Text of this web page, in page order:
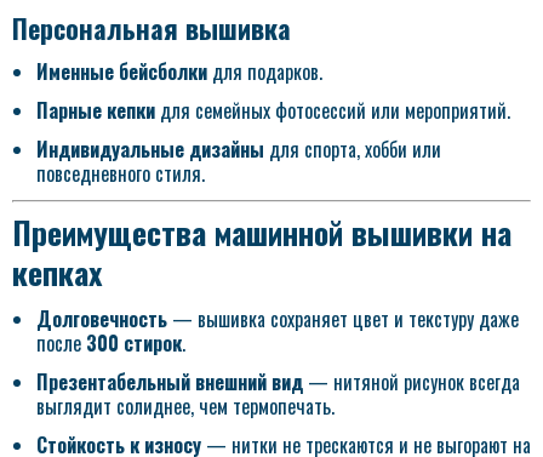
Персональная вышивка
Именные бейсболки для подарков.
Парные кепки для семейных фотосессий или мероприятий.
Индивидуальные дизайны для спорта, хобби или
повседневного стиля.
Преимущества машинной вышивки на
кепках
Долговечность — вышивка сохраняет цвет и текстуру даже
после 300 стирок.
Презентабельный внешний вид — нитяной рисунок всегда
выглядит солиднее, чем термопечать.
Стойкость к износу — нитки не трескаются и не выгорают на